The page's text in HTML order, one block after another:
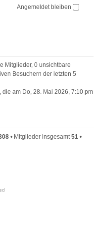
Angemeldet bleiben
Mitglieder, 0 unsichtbare
Besuchern der letzten 5
die am Do, 28. Mai 2026, 7:10 pm
• Mitglieder insgesamt51 •